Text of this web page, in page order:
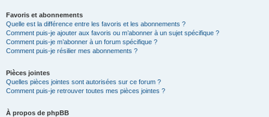
Favoris et abonnements
Quelle est la différence entre les favoris et les abonnements ?
Comment puis-je ajouter aux favoris ou m’abonner à un sujet spécifique ?
Comment puis-je m’abonner à un forum spécifique ?
Comment puis-je résilier mes abonnements ?
Pièces jointes
Quelles pièces jointes sont autorisées sur ce forum ?
Comment puis-je retrouver toutes mes pièces jointes ?
À propos de phpBB